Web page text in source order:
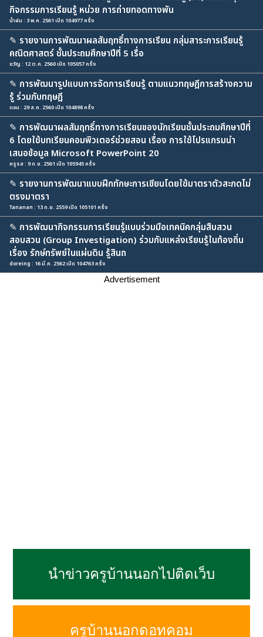
กิจกรรมการเรียนรู้ หน่วย การถ่ายทอดทางพัน
น้ำฝน : 3 พ.ค. 2561 เปิด 104977 ครั้ง
✎ รายงานการพัฒนาผลสัมฤทธิ์ทางการเรียน กลุ่มสาระการเรียนรู้
คณิตศาสตร์ ชั้นประถมศึกษาปีที่ 5 เรื่อ
ขวัญ : 12 ต.ค. 2560 เปิด 105057 ครั้ง
✎ การพัฒนารูปแบบการจัดการเรียนรู้ ตามแนวทฤษฎีการสร้างความ
รู้ ร่วมกับทฤษฎี
แอน : 29 ส.ค. 2560 เปิด 104898 ครั้ง
✎ การพัฒนาผลสัมฤทธิ์ทางการเรียนของนักเรียนชั้นประถมศึกษาปีที่
6 โดยใช้บทเรียนคอมพิวเตอร์ช่วยสอน เรื่อง การใช้โปรแกรมนำ
เสนอข้อมูล Microsoft PowerPoint 20
ครูรส : 9 ก.ย. 2561 เปิด 105945 ครั้ง
✎ รายงานการพัฒนาแบบฝึกทักษะการเขียนโดยใช้มาตราตัวสะกดไม่
ตรงมาตรา
Tananan : 13 ก.ย. 2559 เปิด 105101 ครั้ง
✎ การพัฒนากิจกรรมการเรียนรู้แบบร่วมมือเทคนิคกลุ่มสืบสวน
สอบสวน (Group Investigation) ร่วมกับแหล่งเรียนรู้ในท้องถิ่น
เรื่อง รักษ์ทรัพย์ในแผ่นดิน รู้สินถ
doreing : 16 มี.ค. 2562 เปิด 104763 ครั้ง
Advertisement
นำข่าวครูบ้านนอกไปติดเว็บ
ครูบ้านนอกดอทคอม